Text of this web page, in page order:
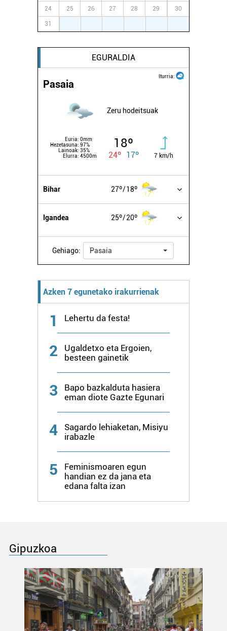
24 25 26 27 28 29 30
31
EGURALDIA
Iturria:
Pasaia
Zeru hodeitsuak
Euria: 0mm
Hezetasuna: 97%
Lainoak: 35%
Elurra: 4500m
18º
24º 17º 7 km/h
Bihar 27º 18º
Igandea 25º 20º
Gehiago: Pasaia
Azken 7 egunetako irakurrienak
1 Lehertu da festa!
2
Ugaldetxo eta Ergoien,
besteen gainetik
3
Bapo bazkalduta hasiera
eman diote Gazte Egunari
4
Sagardo lehiaketan, Misiyu
irabazle
5
Feminismoaren egun
handian ez da jana eta
edana falta izan
Gipuzkoa